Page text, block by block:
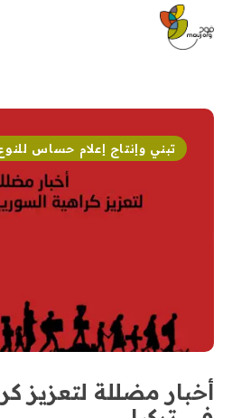
تبني وإنتاج إعلام حساس
أخبار مضللة لتعزيز